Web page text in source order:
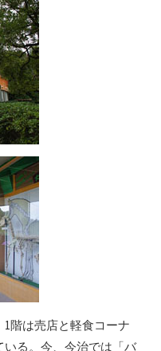
階は売店と軽食コーナ
いる。今、今治では「バ